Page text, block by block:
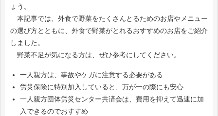
ょう。
本記事では、外食で野菜をたくさんとるためのお店やメニュー
の選び方とともに、外食で野菜がとれるおすすめのお店をご紹介
しました。
​​​​​​​ 野菜不足が気になる方は、ぜひ参考にしてください。
一人親方は、事故やケガに注意する必要がある
労災保険に特別加入していると、万が一の際にも安心
一人親方団体労災センター共済会は、費用を抑えて迅速に加
入できるのでおすすめ